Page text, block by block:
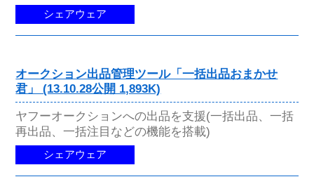
シェアウェア
オークション出品管理ツール「一括出品おまかせ
君」 (13.10.28公開 1,893K)
ヤフーオークションへの出品を支援(一括出品、一括
再出品、一括注目などの機能を搭載)
シェアウェア